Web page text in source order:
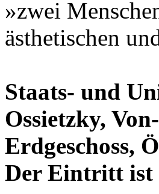
»zwei
ästhetischen
Staats- und
Ossietzky,
Erdgeschoss,
Der Eintritt ist